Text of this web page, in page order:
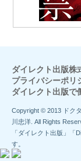
ダイレクト出版株
プライバシーポリ
ダイレクト出版で
Copyright © 2013 ドク
川忠洋. All Rights
「ダイレクト出版」「
す。